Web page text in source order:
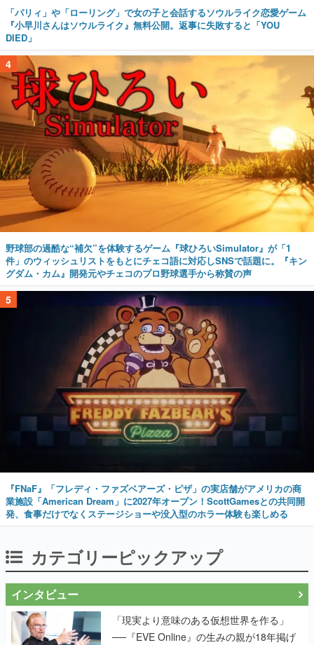
「パリィ」や「ローリング」で女の子と会話するソウルライク恋愛ゲーム
『小早川さんはソウルライク』無料公開。返事に失敗すると「YOU
DIED」
4
野球部の過酷な“補欠”を体験するゲーム『球ひろいSimulator』が「1
件」のウィッシュリストをもとにチェコ語に対応しSNSで話題に。『キン
グダム・カム』開発元やチェコのプロ野球選手から称賛の声
5
『FNaF』「フレディ・ファズベアーズ・ピザ」の実店舗がアメリカの商
業施設「American Dream」に2027年オープン！ScottGamesとの共同開
発、食事だけでなくステージショーや没入型のホラー体験も楽しめる
カテゴリーピックアップ
インタビュー
「現実より意味のある仮想世界を作る」
──『EVE Online』の生みの親が18年掲げ